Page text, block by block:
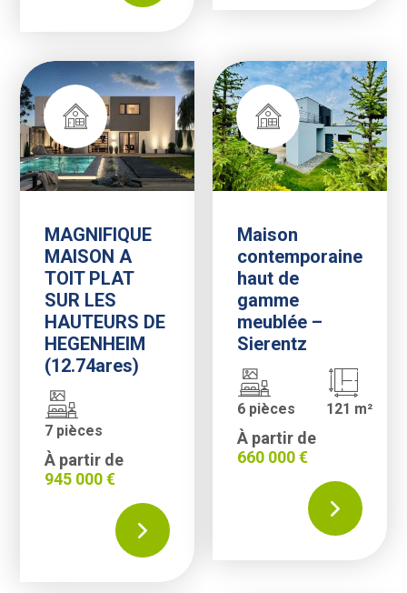
MAGNIFIQUE
MAISON A
TOIT PLAT
SUR LES
HAUTEURS DE
HEGENHEIM
(12.74ares)
7 pièces
À partir de
945 000 €
Maison
contemporaine
haut de
gamme
meublée –
Sierentz
6 pièces 121 m²
À partir de
660 000 €